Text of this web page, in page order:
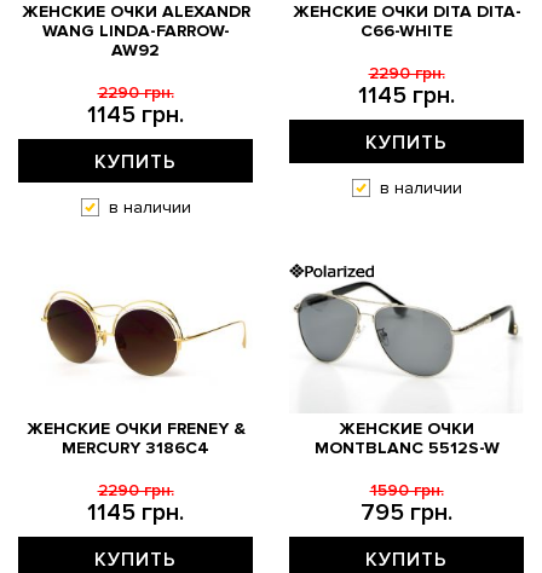
ЖЕНСКИЕ ОЧКИ ALEXANDR
WANG LINDA-FARROW-
AW92
1145 грн.
2290 грн.
КУПИТЬ
в наличии
ЖЕНСКИЕ ОЧКИ DITA DITA-
C66-WHITE
1145 грн.
2290 грн.
КУПИТЬ
в наличии
ЖЕНСКИЕ ОЧКИ FRENEY &
MERCURY 3186C4
1145 грн.
2290 грн.
КУПИТЬ
ЖЕНСКИЕ ОЧКИ
MONTBLANC 5512S-W
795 грн.
1590 грн.
КУПИТЬ